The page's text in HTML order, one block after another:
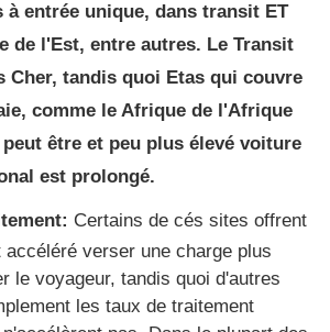
entrée unique, dans transit ET
de l'Est, entre autres. Le Transit
Cher, tandis quoi Etas qui couvre
comme le Afrique de l'Afrique
peut être et peu plus élevé voiture
est prolongé.
Certains de cés sites offrent
accéléré verser une charge plus
le voyageur, tandis quoi d'autres
les taux de traitement